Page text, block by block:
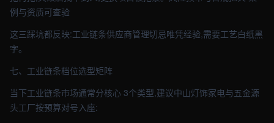
例与资质可查验
这三踩坑都反映:工业链条供应商管理切忌唯凭经验,需要工艺白纸黑
字。
七、工业链条档位选型矩阵
当下工业链条市场通常分核心 3个类型,建议中山灯饰家电与五金源
头工厂按预算对号入座: